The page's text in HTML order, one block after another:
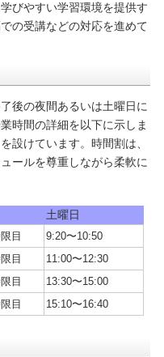
びやすい学習環境を提供す
の受講などの対応を進めて
後の夜間あるいは土曜日に
時間の詳細を以下に示しま
設けています。時間割は、
ールを尊重しながら柔軟に
土曜日
目
9:20〜10:50
目
11:00〜12:30
目
13:30〜15:00
目
15:10〜16:40